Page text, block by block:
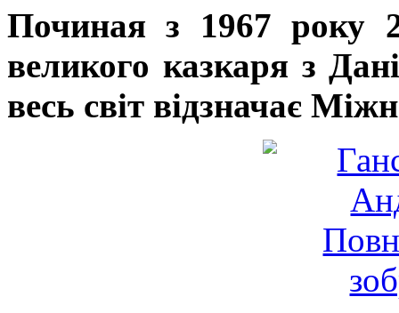
Починая з 1967 року
великого казкаря з
весь світ відзначає